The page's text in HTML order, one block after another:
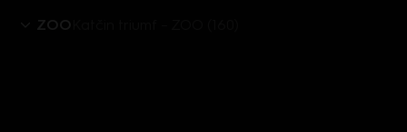
ZOO